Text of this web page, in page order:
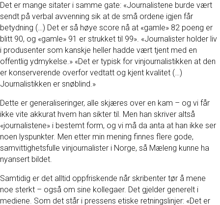
Det er mange sitater i samme gate: «Journalistene burde vært
sendt på verbal avvenning sik at de små ordene igjen får
betydning (…) Det er så høye score nå at «gamle» 82 poeng er
blitt 90, og «gamle» 91 er strukket til 99». «Journalister holder liv
i produsenter som kanskje heller hadde vært tjent med en
offentlig ydmykelse.» «Det er typisk for vinjournalistikken at den
er konserverende overfor vedtatt og kjent kvalitet (…)
Journalistikken er snøblind.»
Dette er generaliseringer, alle skjæres over en kam – og vi får
ikke vite akkurat hvem han sikter til. Men han skriver altså
«journalistene» i bestemt form, og vi må da anta at han ikke ser
noen lyspunkter. Men etter min mening finnes flere gode,
samvittighetsfulle vinjournalister i Norge, så Mæleng kunne ha
nyansert bildet.
Samtidig er det alltid oppfriskende når skribenter tør å mene
noe sterkt – også om sine kollegaer. Det gjelder generelt i
mediene. Som det står i pressens etiske retningslinjer: «Det er